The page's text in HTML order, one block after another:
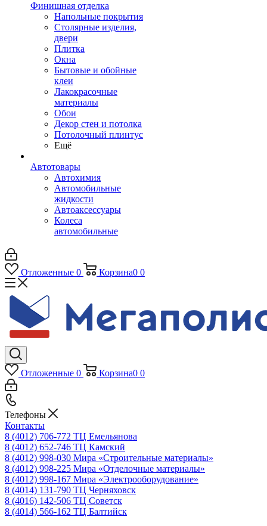
Финишная отделка
Напольные покрытия
Столярные изделия,
двери
Плитка
Окна
Бытовые и обойные
клеи
Лакокрасочные
материалы
Обои
Декор стен и потолка
Потолочный плинтус
Ещё
Автотовары
Автохимия
Автомобильные
жидкости
Автоаксессуары
Колеса
автомобильные
Отложенные 0 Корзина0 0
Отложенные 0 Корзина0 0
Телефоны
Контакты
8 (4012) 706-772 ТЦ Емельянова
8 (4012) 652-746 ТЦ Камский
8 (4012) 998-030 Мира «Строительные материалы»
8 (4012) 998-225 Мира «Отделочные материалы»
8 (4012) 998-167 Мира «Электрооборудование»
8 (4014) 131-790 ТЦ Черняховск
8 (4016) 142-506 ТЦ Советск
8 (4014) 566-162 ТЦ Балтийск